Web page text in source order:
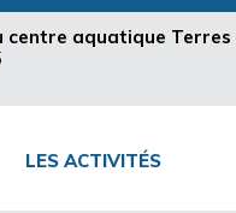
centre aquatique Terres
LES ACTIVITÉS